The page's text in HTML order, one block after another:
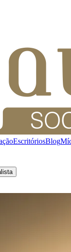
EscritóriosBlog